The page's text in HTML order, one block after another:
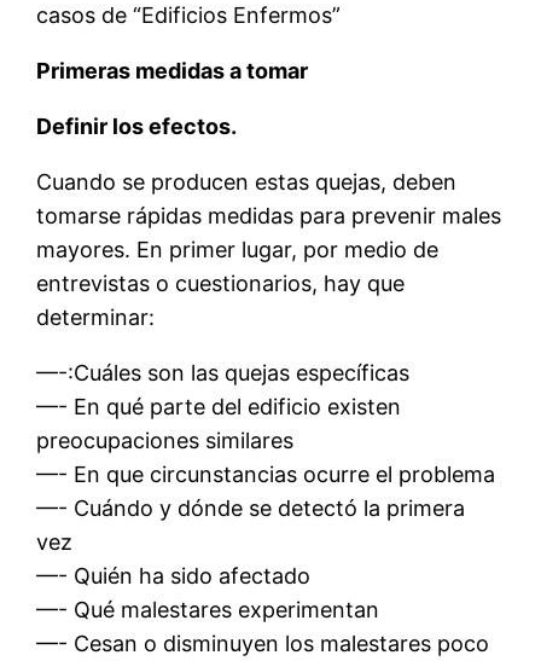
casos de “Edificios Enfermos”
Primeras medidas a tomar
Definir los efectos.
Cuando se producen estas quejas, deben
tomarse rápidas medidas para prevenir males
mayores. En primer lugar, por medio de
entrevistas o cuestionarios, hay que
determinar:
—-:Cuáles son las quejas específicas
—- En qué parte del edificio existen
preocupaciones similares
—- En que circunstancias ocurre el problema
—- Cuándo y dónde se detectó la primera
vez
—- Quién ha sido afectado
—- Qué malestares experimentan
—- Cesan o disminuyen los malestares poco